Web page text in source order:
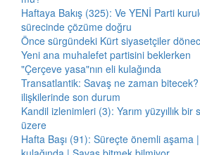
Haftaya Bakış (325): Ve YENİ Parti
sürecinde çözüme doğru
Önce sürgündeki Kürt siyasetçiler
Yeni ana muhalefet partisini beklerken
"Çerçeve yasa"nın eli kulağında
Transatlantik: Savaş ne zaman
ilişkilerinde son durum
Kandil izlenimleri (3): Yarım yüzyıllık
üzere
Hafta Başı (91): Süreçte önemli aşama